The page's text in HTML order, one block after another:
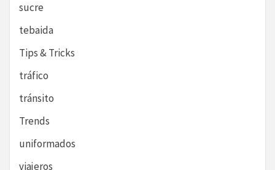
sucre
tebaida
Tips & Tricks
tráfico
tránsito
Trends
uniformados
viajeros